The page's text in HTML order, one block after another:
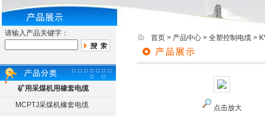
请输入产品关键字：
矿用采煤机用橡套电缆
MCPTJ采煤机橡套电缆
首页 > 产品中心 > 全塑控制电缆 >
点击放大